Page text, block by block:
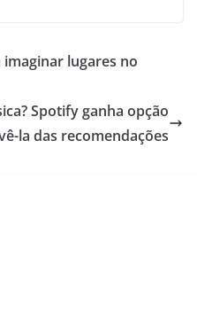
lugares no
Spotify ganha opção
la das recomendações